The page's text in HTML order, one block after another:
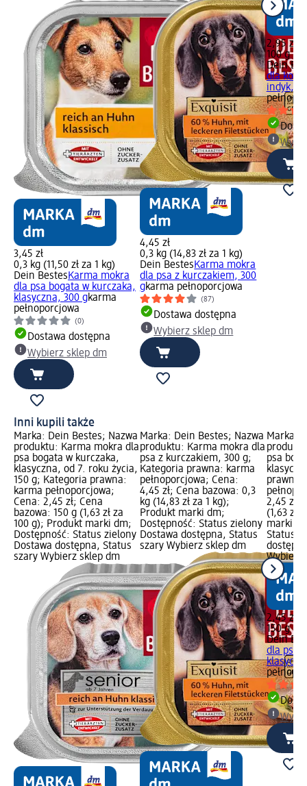
3,45 zł
0,3 kg (11,50 zł za 1 kg)
Dein BestesKarma mokra
dla psa bogata w kurczaka,
klasyczna, 300 gkarma
pełnoporcjowa
(0)
Dostawa dostępna
Wybierz sklep dm
4,45 zł
0,3 kg (14,83 zł za 1 kg)
Dein BestesKarma mokra
dla psa z kurczakiem, 300
gkarma pełnoporcjowa
(87)
Dostawa dostępna
Wybierz sklep dm
2,95 zł
100 g
Dein
dla kota
indyk,
Inni kupili także
Marka: Dein Bestes; Nazwa
produktu: Karma mokra dla
psa bogata w kurczaka,
klasyczna, od 7. roku życia,
150 g; Kategoria prawna:
karma pełnoporcjowa;
Cena: 2,45 zł; Cena
bazowa: 150 g (1,63 zł za
100 g); Produkt marki dm;
Dostępność: Status zielony
Dostawa dostępna, Status
szary Wybierz sklep dm
Marka: Dein Bestes; Nazwa
produktu: Karma mokra dla
psa z kurczakiem, 300 g;
Kategoria prawna: karma
pełnoporcjowa; Cena:
4,45 zł; Cena bazowa: 0,3
kg (14,83 zł za 1 kg);
Produkt marki dm;
Dostępność: Status zielony
Dostawa dostępna, Status
szary Wybierz sklep dm
Marka:
psa
prawna:
2,45 zł;
(1,63 zł
marki
Status
Wybierz
2,45 zł
150 g
Dein
dla psa